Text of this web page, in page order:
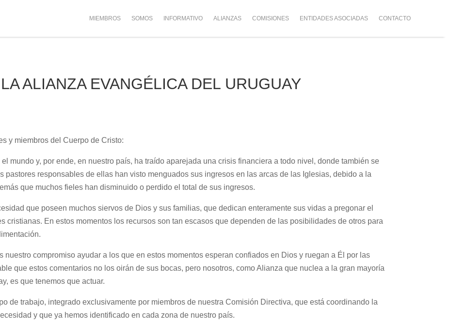
MIEMBROS SOMOS INFORMATIVO ALIANZAS COMISIONES ENTIDADES ASOCIADAS CONTACTO
ALIANZA EVANGÉLICA DEL URUGUAY
y miembros del Cuerpo de Cristo:
mundo y, por ende, en nuestro país, ha traído aparejada una crisis financiera a todo nivel, donde también se
pastores responsables de ellas han visto menguados sus ingresos en las arcas de las Iglesias, debido a la
que muchos fieles han disminuido o perdido el total de sus ingresos.
que poseen muchos siervos de Dios y sus familias, que dedican enteramente sus vidas a pregonar el
cristianas. En estos momentos los recursos son tan escasos que dependen de las posibilidades de otros para
nuestro compromiso ayudar a los que en estos momentos esperan confiados en Dios y ruegan a Él por las
que estos comentarios no los oirán de sus bocas, pero nosotros, como Alianza que nuclea a la gran mayoría
es que tenemos que actuar.
de trabajo, integrado exclusivamente por miembros de nuestra Comisión Directiva, que está coordinando la
y que ya hemos identificado en cada zona de nuestro país.